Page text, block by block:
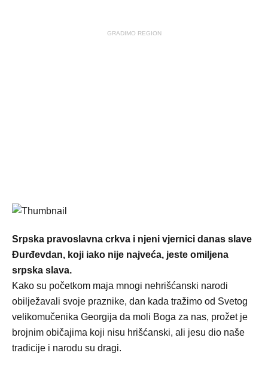
GRADIMO REGION
Srpska pravoslavna crkva i njeni vjernici danas slave
Đurđevdan, koji iako nije najveća, jeste omiljena
srpska slava.
Kako su početkom maja mnogi nehrišćanski narodi
obilježavali svoje praznike, dan kada tražimo od Svetog
velikomučenika Georgija da moli Boga za nas, prožet je
brojnim običajima koji nisu hrišćanski, ali jesu dio naše
tradicije i narodu su dragi.